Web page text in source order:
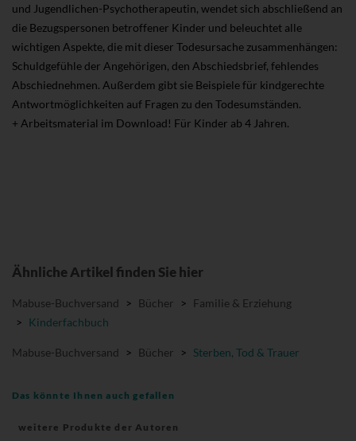
und Jugendlichen-Psychotherapeutin, wendet sich abschließend an
die Bezugspersonen betroffener Kinder und beleuchtet alle
wichtigen Aspekte, die mit dieser Todesursache zusammenhängen:
Schuldgefühle der Angehörigen, den Abschiedsbrief, fehlendes
Abschiednehmen. Außerdem gibt sie Beispiele für kindgerechte
Antwortmöglichkeiten auf Fragen zu den Todesumständen.
+ Arbeitsmaterial im Download! Für Kinder ab 4 Jahren.
Ähnliche Artikel finden Sie hier
Mabuse-Buchversand > Bücher > Familie & Erziehung
> Kinderfachbuch
Mabuse-Buchversand > Bücher > Sterben, Tod & Trauer
Das könnte Ihnen auch gefallen
weitere Produkte der Autoren